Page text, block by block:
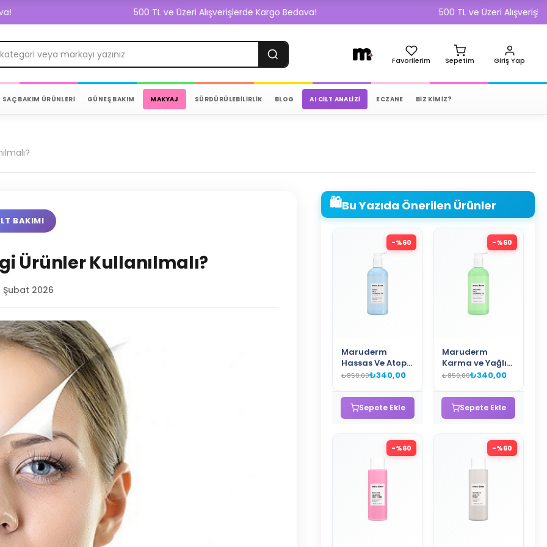
500 TL ve Üzeri Alışverişlerde Kargo Bedava! 500 TL ve Üzeri Alışverişlerde Kargo
Favorilerim Sepetim Giriş Yap
SAÇ BAKIM ÜRÜNLERİ GÜNEŞ BAKIM MAKYAJ SÜRDÜRÜLEBİLİRLİK BLOG AI CILT ANALIZI ECZANE BİZ KİMİZ?
BAKIMI
Ürünler Kullanılmalı?
Şubat 2026
🛍️Bu Yazıda Önerilen Ürünler
-%60
Maruderm
Hassas Ve Atopik
Ciltler İçin Yüz
400 ML
₺850,00₺340,00
Sepete Ekle
-%60
Maruderm
Karma ve Yağlı
Ciltlere Özel
Temizleme Jeli
400 ML
₺850,00₺340,00
Sepete Ekle
-%60 -%60